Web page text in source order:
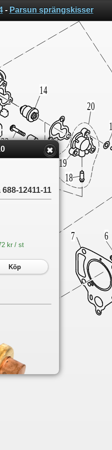
- Parsun sprängskisser
12411-11
kr / st
Köp